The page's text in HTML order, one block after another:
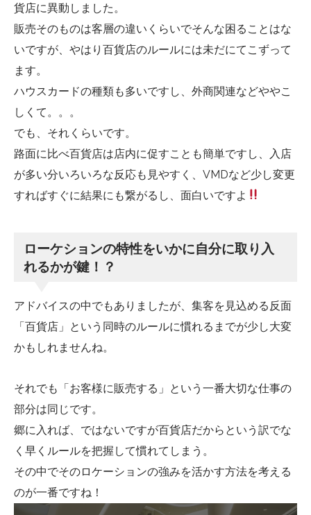
貨店に異動しました。
販売そのものは客層の違いくらいでそんな困ることはな
いですが、やはり百貨店のルールには未だにてこずって
ます。
ハウスカードの種類も多いですし、外商関連などややこ
しくて。。。
でも、それくらいです。
路面に比べ百貨店は店内に促すことも簡単ですし、入店
が多い分いろいろな反応も見やすく、VMDなど少し変更
すればすぐに結果にも繋がるし、面白いですよ
ローケションの特性をいかに自分に取り入
れるかが鍵！？
アドバイスの中でもありましたが、集客を見込める反面
「百貨店」という同時のルールに慣れるまでが少し大変
かもしれませんね。
それでも「お客様に販売する」という一番大切な仕事の
部分は同じです。
郷に入れば、ではないですが百貨店だからという訳でな
く早くルールを把握して慣れてしまう。
その中でそのロケーションの強みを活かす方法を考える
のが一番ですね！